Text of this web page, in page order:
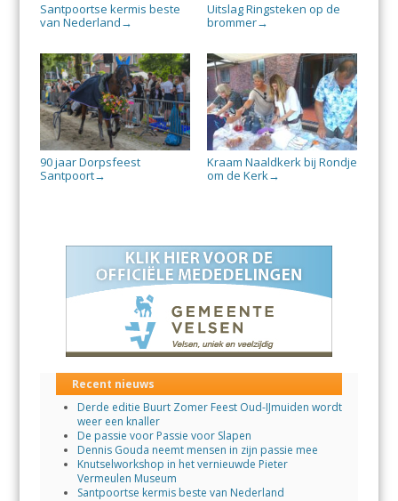
Santpoortse kermis beste
van Nederland →
Uitslag Ringsteken op de
brommer→
90 jaar Dorpsfeest
Santpoort→
Kraam Naaldkerk bij Rondje
om de Kerk→
Recent nieuws
Derde editie Buurt Zomer Feest Oud-IJmuiden wordt
weer een knaller
De passie voor Passie voor Slapen
Dennis Gouda neemt mensen in zijn passie mee
Knutselworkshop in het vernieuwde Pieter
Vermeulen Museum
Santpoortse kermis beste van Nederland